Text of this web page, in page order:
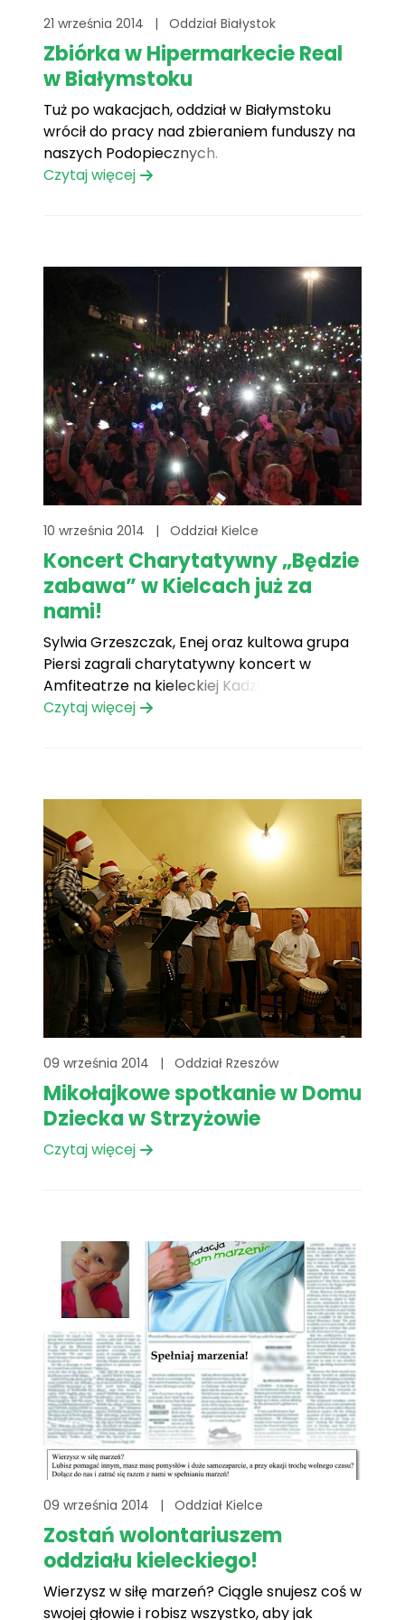
21 września 2014 | Oddział Białystok
Zbiórka w Hipermarkecie Real
w Białymstoku
Tuż po wakacjach, oddział w Białymstoku
wrócił do pracy nad zbieraniem funduszy na
naszych Podopiecznych.
Czytaj więcej
10 września 2014 | Oddział Kielce
Koncert Charytatywny „Będzie
zabawa” w Kielcach już za
nami!
Sylwia Grzeszczak, Enej oraz kultowa grupa
Piersi zagrali charytatywny koncert w
Amfiteatrze na kieleckiej Kadzielni 6
września. To już tradycja: na początku
podopiecznych.
Czytaj więcej
09 września 2014 | Oddział Rzeszów
Mikołajkowe spotkanie w Domu
Dziecka w Strzyżowie
Czytaj więcej
09 września 2014 | Oddział Kielce
Zostań wolontariuszem
oddziału kieleckiego!
Wierzysz w siłę marzeń? Ciągle snujesz coś w
swojej głowie i robisz wszystko, aby jak